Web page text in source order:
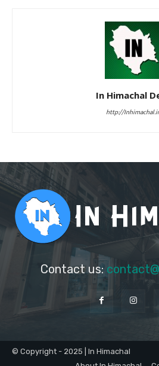
In Himachal
http://
Contact us:
© Copyright - 2025 | In Himachal